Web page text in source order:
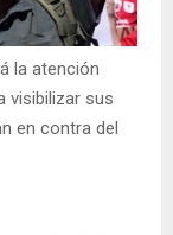
la atención
visibilizar sus
en contra del